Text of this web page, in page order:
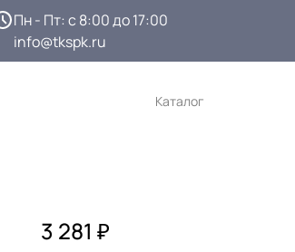
Пн - Пт: с 8:00 до 17:00
info@tkspk.ru
Каталог
3 281 ₽